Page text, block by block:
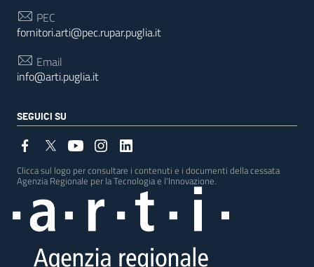
PEC
fornitori.arti@pec.rupar.puglia.it
Email
info@arti.puglia.it
SEGUICI SU
Clicca sul logo per consultare i contenuti e i documenti della cessata
Agenzia Regionale per la Tecnologia e l'Innovazione.